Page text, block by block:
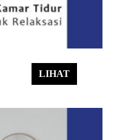
LIHAT